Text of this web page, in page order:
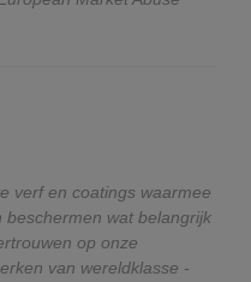
verf en coatings waarmee
beschermen wat belangrijk
op onze
van wereldklasse -